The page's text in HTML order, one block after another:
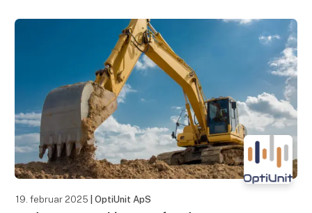
19. februar 2025 | OptiUnit ApS